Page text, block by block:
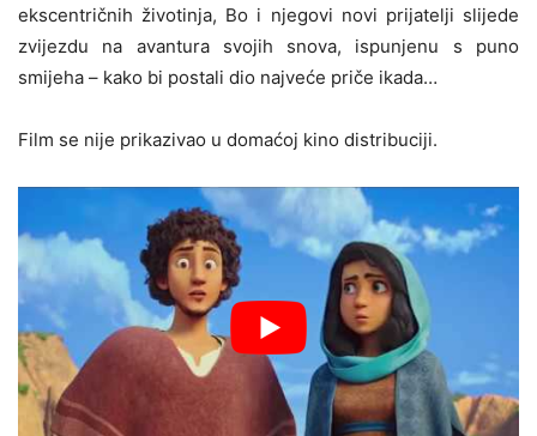
ekscentričnih životinja, Bo i njegovi novi prijatelji slijede
zvijezdu na avantura svojih snova, ispunjenu s puno
smijeha – kako bi postali dio najveće priče ikada…
Film se nije prikazivao u domaćoj kino distribuciji.